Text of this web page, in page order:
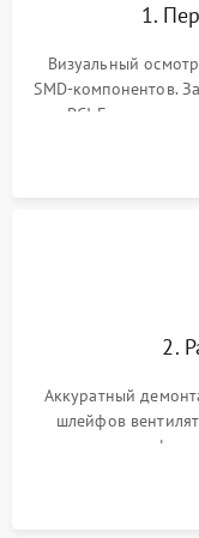
Механические
1.
Визуальный
SMD-компонентов.
PCI-E и
короткое
2.
Аккуратный
шлейфов
кристалла
памяти и зоны